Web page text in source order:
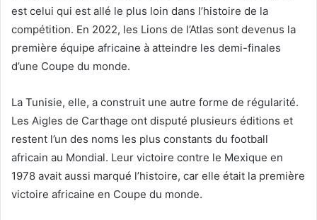
est celui qui est allé le plus loin dans l’histoire de la
compétition. En 2022, les Lions de l’Atlas sont devenus la
première équipe africaine à atteindre les demi-finales
d’une Coupe du monde.
La Tunisie, elle, a construit une autre forme de régularité.
Les Aigles de Carthage ont disputé plusieurs éditions et
restent l’un des noms les plus constants du football
africain au Mondial. Leur victoire contre le Mexique en
1978 avait aussi marqué l’histoire, car elle était la première
victoire africaine en Coupe du monde.